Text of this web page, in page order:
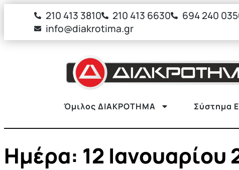
στο
περιεχόμενο210 413 3810 210 413 6630
694 240
info@diakrotima.gr
Όμιλος ΔΙΑΚΡΟΤΗΜΑ Σύστημα
Ημέρα: 12 Ιανουαρίου